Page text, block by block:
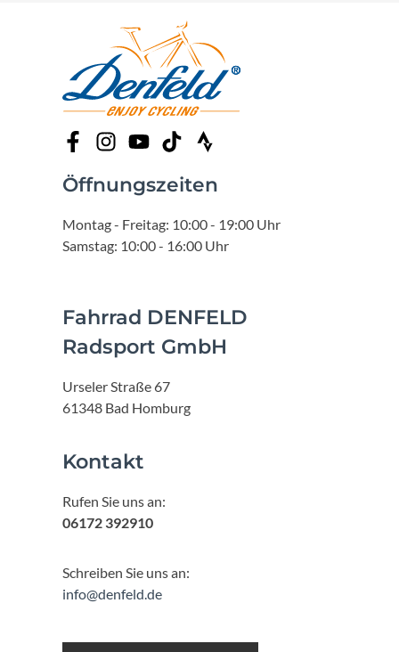
Öffnungszeiten
Montag - Freitag: 10:00 - 19:00 Uhr
Samstag: 10:00 - 16:00 Uhr
Fahrrad DENFELD
Radsport GmbH
Urseler Straße 67
61348 Bad Homburg
Kontakt
Rufen Sie uns an:
06172 392910
Schreiben Sie uns an:
info@denfeld.de